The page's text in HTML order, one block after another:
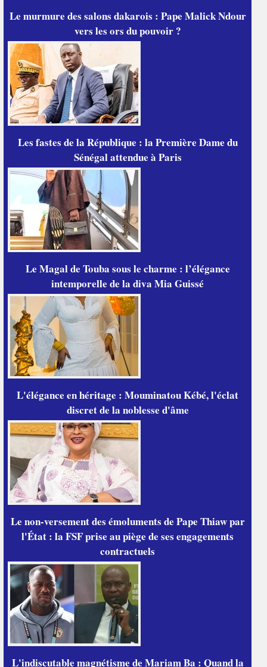
Le murmure des salons dakarois : Pape Malick Ndour
vers les ors du pouvoir ?
Les fastes de la République : la Première Dame du
Sénégal attendue à Paris
Le Magal de Touba sous le charme : l’élégance
intemporelle de la diva Mia Guissé
L'élégance en héritage : Mouminatou Kébé, l'éclat
discret de la noblesse d'âme
Le non-versement des émoluments de Pape Thiaw par
l'État : la FSF prise au piège de ses engagements
contractuels
L'indiscutable magnétisme de Mariam Ba : Quand la